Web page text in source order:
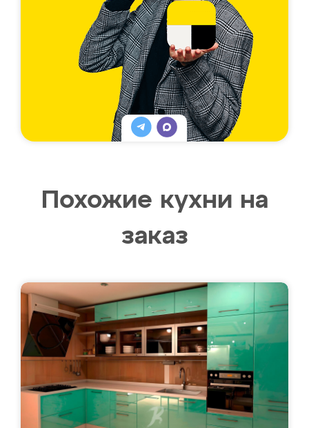
Похожие кухни на
заказ